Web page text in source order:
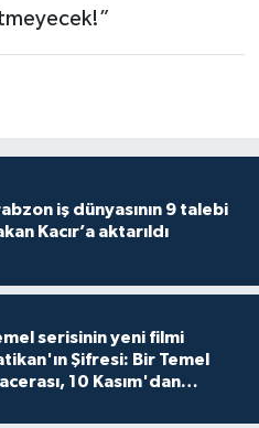
iş dünyasının 9 talebi
Kacır’a aktarıldı
serisinin yeni filmi
Şifresi: Bir Temel
10 Kasım'dan